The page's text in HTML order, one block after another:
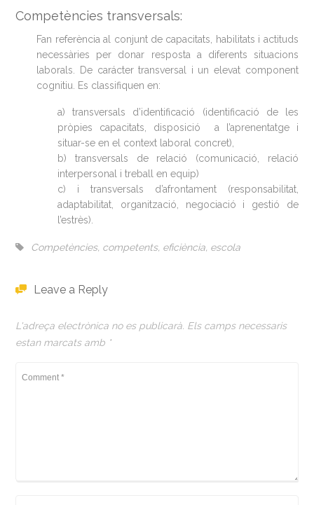
Competències transversals:
Fan referència al conjunt de capacitats, habilitats i actituds
necessàries per donar resposta a diferents situacions
laborals. De carácter transversal i un elevat component
cognitiu. Es classifiquen en:
a) transversals d’identificació (identificació de les
pròpies capacitats, disposició a l’aprenentatge i
situar-se en el context laboral concret),
b) transversals de relació (comunicació, relació
interpersonal i treball en equip)
c) i transversals d’afrontament (responsabilitat,
adaptabilitat, organització, negociació i gestió de
l’estrès).
Competències, competents, eficiència escola
Leave a Reply
L'adreça electrònica no es publicarà. Els camps necessaris
estan marcats amb *